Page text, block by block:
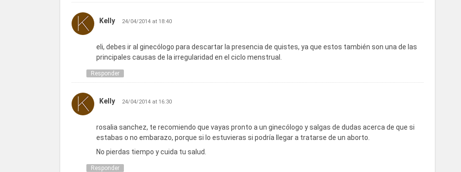
Kelly 24/04/2014 at 18:40
eli, debes ir al ginecólogo para descartar la presencia de quistes, ya que estos también son una de las
principales causas de la irregularidad en el ciclo menstrual.
Responder
Kelly 24/04/2014 at 16:30
rosalia sanchez, te recomiendo que vayas pronto a un ginecólogo y salgas de dudas acerca de que si
estabas o no embarazo, porque si lo estuvieras si podría llegar a tratarse de un aborto.
No pierdas tiempo y cuida tu salud.
Responder